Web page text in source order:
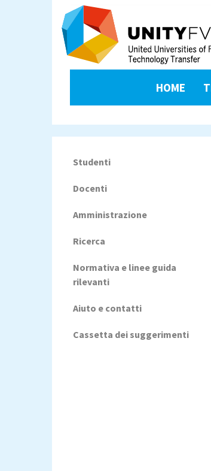
unityfvg-
gdpr
menu
HOME
Navigazione
principale
Studenti
Docenti
Amministrazione
Ricerca
Normativa e linee guida
rilevanti
Aiuto e contatti
Cassetta dei suggerimenti